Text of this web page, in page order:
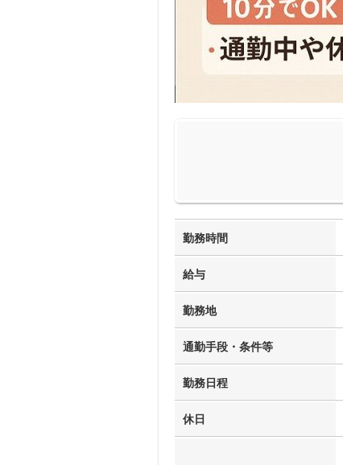
勤務時間
給与
勤務地
通勤手段・条件等
勤務日程
休日